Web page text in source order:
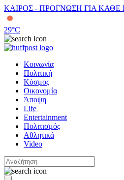
ΚΑΙΡΟΣ - ΠΡΟΓΝΩΣΗ ΓΙΑ
29°C
Κοινωνία
Πολιτική
Κόσμος
Οικονομία
Άποψη
Life
Entertainment
Πολιτισμός
Αθλητικά
Video